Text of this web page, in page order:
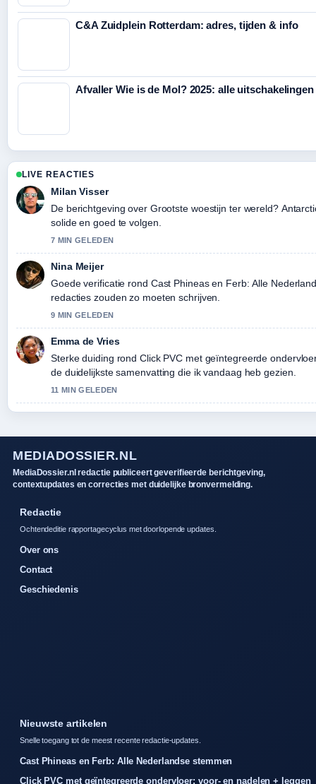
C&A Zuidplein Rotterdam: adres, tijden & info
Afvaller Wie is de Mol? 2025: alle
LIVE REACTIES
Milan Visser
De berichtgeving over Grootste woestijn ter wereld?
solide en goed te volgen.
7 MIN GELEDEN
Nina Meijer
Goede verificatie rond Cast Phineas en Ferb: Alle
redacties zouden zo moeten schrijven.
9 MIN GELEDEN
Emma de Vries
Sterke duiding rond Click PVC met geïntegreerde
de duidelijkste samenvatting die ik vandaag heb gezien.
11 MIN GELEDEN
MEDIADOSSIER.NL
MediaDossier.nl redactie publiceert geverifieerde berichtgeving,
contextupdates en correcties met duidelijke bronvermelding.
Redactie
Ochtendeditie rapportagecyclus met doorlopende updates.
Over ons
Contact
Geschiedenis
Nieuwste artikelen
Snelle toegang tot de meest recente redactie-updates.
Cast Phineas en Ferb: Alle Nederlandse stemmen
Click PVC met geïntegreerde ondervloer: voor- en nadelen + leggen